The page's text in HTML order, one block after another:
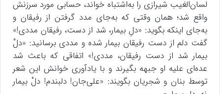
لسان‌الغیب شیرازی را به‌اشتباه خواند، حسابی مورد سرزنش
واقع شد؛ همان وقتی که به‌جای مدد گرفتن از رفیقان و
به‌جای اینکه بگوید: «دلِ بیمار، شد از دست، رفیقان مددی!»
گفت دلم از دست رفیقان بیمار شده و مددی برسانید: «دلْ
بیمار شد از دست رفیقان، مددی!» اتفاقی که باعث شد
عده‌ای علیه او جبهه بگیرند و با یادآوری خوانش این شعر
توسط بنان و شجریان بگویند: «علی‌جان! دلبندم! دلْ بیمار